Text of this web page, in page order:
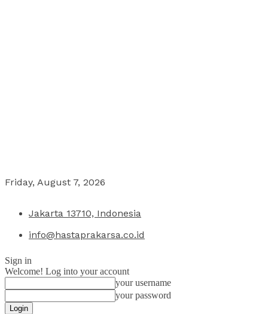
Friday, August 7, 2026
Jakarta 13710, Indonesia
info@hastaprakarsa.co.id
Sign in
Welcome! Log into your account
your username
your password